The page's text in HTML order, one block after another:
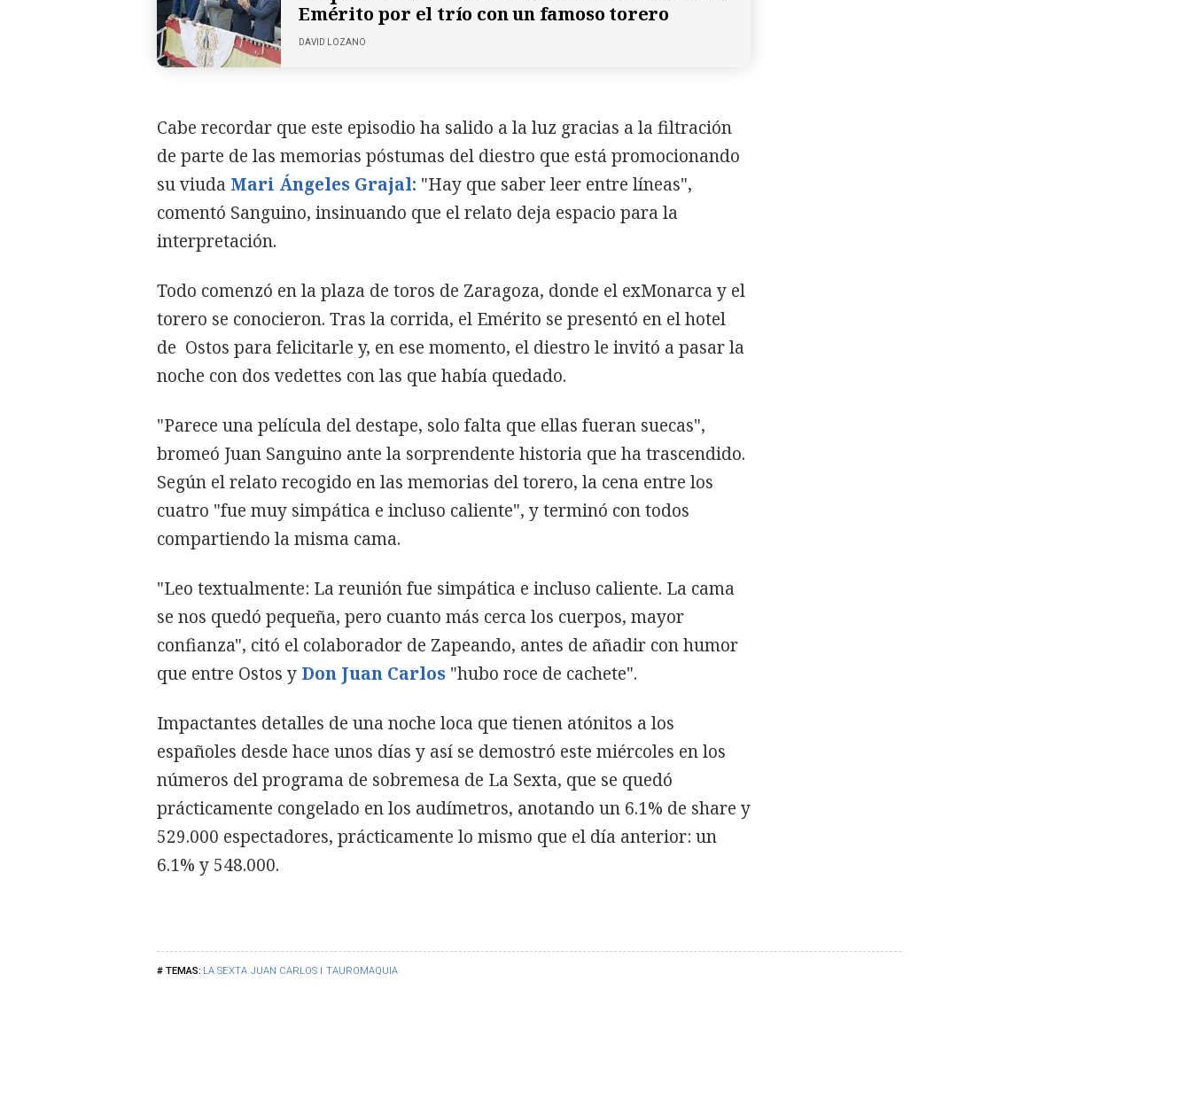
LA SEXTA JUAN CARLOS I TAUROMAQUIA
Emérito por el trío con un famoso torero
DAVID LOZANO
Cabe recordar que este episodio ha salido a la luz gracias a la filtración
de parte de las memorias póstumas del diestro que está promocionando
su viuda Mari Ángeles Grajal: "Hay que saber leer entre líneas",
comentó Sanguino, insinuando que el relato deja espacio para la
interpretación.
Todo comenzó en la plaza de toros de Zaragoza, donde el exMonarca y el
torero se conocieron. Tras la corrida, el Emérito se presentó en el hotel
de Ostos para felicitarle y, en ese momento, el diestro le invitó a pasar la
noche con dos vedettes con las que había quedado.
"Parece una película del destape, solo falta que ellas fueran suecas",
bromeó Juan Sanguino ante la sorprendente historia que ha trascendido.
Según el relato recogido en las memorias del torero, la cena entre los
cuatro "fue muy simpática e incluso caliente", y terminó con todos
compartiendo la misma cama.
"Leo textualmente: La reunión fue simpática e incluso caliente. La cama
se nos quedó pequeña, pero cuanto más cerca los cuerpos, mayor
confianza", citó el colaborador de Zapeando, antes de añadir con humor
que entre Ostos y Don Juan Carlos "hubo roce de cachete".
Impactantes detalles de una noche loca que tienen atónitos a los
españoles desde hace unos días y así se demostró este miércoles en los
números del programa de sobremesa de La Sexta, que se quedó
prácticamente congelado en los audímetros, anotando un 6.1% de share y
529.000 espectadores, prácticamente lo mismo que el día anterior: un
6.1% y 548.000.